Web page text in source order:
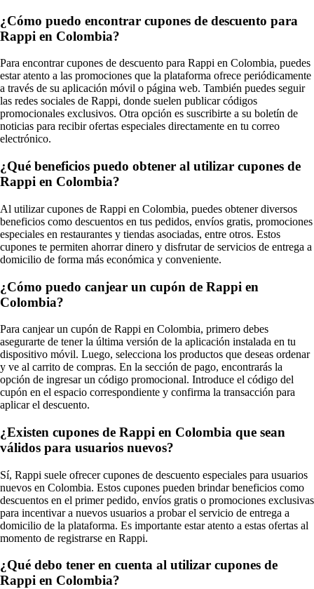
¿Cómo puedo encontrar cupones de descuento para
Rappi en Colombia?
Para encontrar cupones de descuento para Rappi en Colombia, puedes
estar atento a las promociones que la plataforma ofrece periódicamente
a través de su aplicación móvil o página web. También puedes seguir
las redes sociales de Rappi, donde suelen publicar códigos
promocionales exclusivos. Otra opción es suscribirte a su boletín de
noticias para recibir ofertas especiales directamente en tu correo
electrónico.
¿Qué beneficios puedo obtener al utilizar cupones de
Rappi en Colombia?
Al utilizar cupones de Rappi en Colombia, puedes obtener diversos
beneficios como descuentos en tus pedidos, envíos gratis, promociones
especiales en restaurantes y tiendas asociadas, entre otros. Estos
cupones te permiten ahorrar dinero y disfrutar de servicios de entrega a
domicilio de forma más económica y conveniente.
¿Cómo puedo canjear un cupón de Rappi en
Colombia?
Para canjear un cupón de Rappi en Colombia, primero debes
asegurarte de tener la última versión de la aplicación instalada en tu
dispositivo móvil. Luego, selecciona los productos que deseas ordenar
y ve al carrito de compras. En la sección de pago, encontrarás la
opción de ingresar un código promocional. Introduce el código del
cupón en el espacio correspondiente y confirma la transacción para
aplicar el descuento.
¿Existen cupones de Rappi en Colombia que sean
válidos para usuarios nuevos?
Sí, Rappi suele ofrecer cupones de descuento especiales para usuarios
nuevos en Colombia. Estos cupones pueden brindar beneficios como
descuentos en el primer pedido, envíos gratis o promociones exclusivas
para incentivar a nuevos usuarios a probar el servicio de entrega a
domicilio de la plataforma. Es importante estar atento a estas ofertas al
momento de registrarse en Rappi.
¿Qué debo tener en cuenta al utilizar cupones de
Rappi en Colombia?